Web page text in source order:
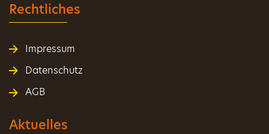
Rechtliches
Impressum
Datenschutz
AGB
Aktuelles